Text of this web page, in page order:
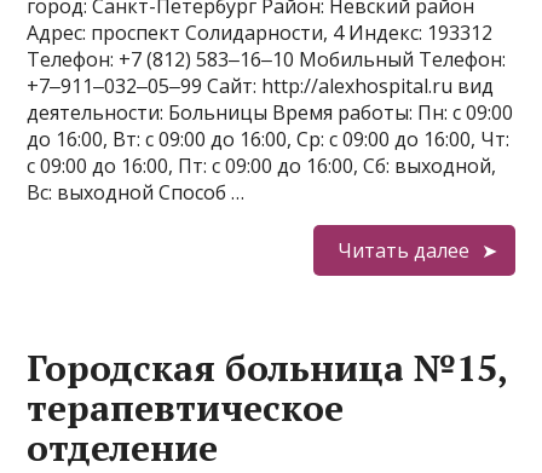
город: Санкт-Петербург Район: Невский район
Адрес: проспект Солидарности, 4 Индекс: 193312
Телефон: +7 (812) 583‒16‒10 Мобильный Телефон:
+7‒911‒032‒05‒99 Сайт: http://alexhospital.ru вид
деятельности: Больницы Время работы: Пн: с 09:00
до 16:00, Вт: с 09:00 до 16:00, Ср: с 09:00 до 16:00, Чт:
с 09:00 до 16:00, Пт: с 09:00 до 16:00, Сб: выходной,
Вс: выходной Способ …
Читать далее
Городская больница №15,
терапевтическое
отделение